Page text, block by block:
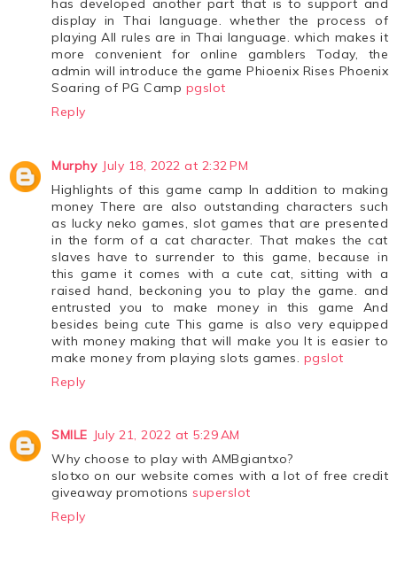
has developed another part that is to support and
display in Thai language. whether the process of
playing All rules are in Thai language. which makes it
more convenient for online gamblers Today, the
admin will introduce the game Phioenix Rises Phoenix
Soaring of PG Camp pgslot
Reply
Murphy July 18, 2022 at 2:32 PM
Highlights of this game camp In addition to making
money There are also outstanding characters such
as lucky neko games, slot games that are presented
in the form of a cat character. That makes the cat
slaves have to surrender to this game, because in
this game it comes with a cute cat, sitting with a
raised hand, beckoning you to play the game. and
entrusted you to make money in this game And
besides being cute This game is also very equipped
with money making that will make you It is easier to
make money from playing slots games. pgslot
Reply
SMILE July 21, 2022 at 5:29 AM
Why choose to play with AMBgiantxo?
slotxo on our website comes with a lot of free credit
giveaway promotions superslot
Reply